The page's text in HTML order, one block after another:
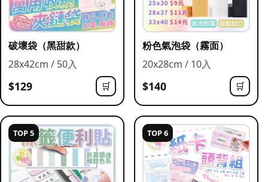
破壞袋（黑甜款）
28x42cm / 50入
$129 🛒
粉色氣泡袋（霧面）
20x28cm / 10入
$140 🛒
TOP 5 TOP 6